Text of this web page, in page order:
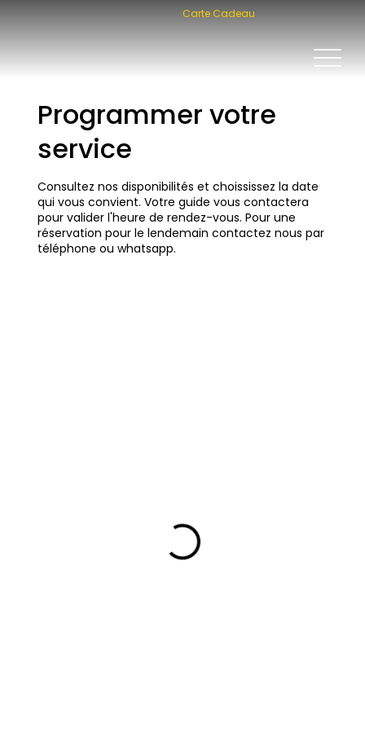
Carte Cadeau
Programmer votre
service
Consultez nos disponibilités et choississez la date
qui vous convient. Votre guide vous contactera
pour valider l'heure de rendez-vous. Pour une
réservation pour le lendemain contactez nous par
téléphone ou whatsapp.